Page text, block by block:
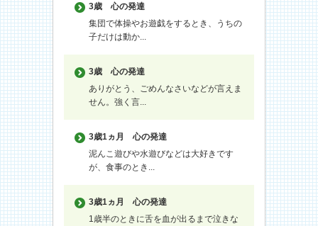
3歳
心の発達
集団で体操やお遊戯をするとき、うちの
子だけは動か...
3歳
心の発達
ありがとう、ごめんなさいなどが言えま
せん。強く言...
3歳1ヵ月
心の発達
泥んこ遊びや水遊びなどは大好きです
が、食事のとき...
3歳1ヵ月
心の発達
1歳半のときに舌を血が出るまで泣きな